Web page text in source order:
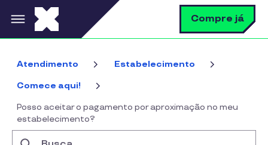
Pular para o conteúdo principal Compre já
Atendimento Estabelecimento
Comece aqui!
Posso aceitar o pagamento por aproximação no meu
estabelecimento?